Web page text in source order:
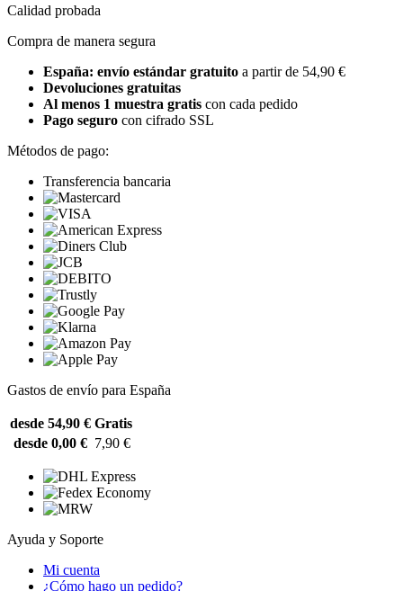
Calidad probada
Compra de manera segura
España: envío estándar gratuito a partir de 54,90 €
Devoluciones gratuitas
Al menos 1 muestra gratis con cada pedido
Pago seguro con cifrado SSL
Métodos de pago:
Transferencia bancaria
Gastos de envío para España
desde 54,90 € Gratis
desde 0,00 € 7,90 €
Ayuda y Soporte
Mi cuenta
¿Cómo hago un pedido?